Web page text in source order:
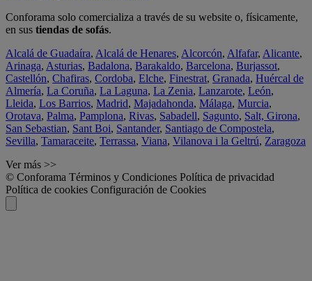
Conforama solo comercializa a través de su website o, físicamente,
en sus tiendas de sofás.
Alcalá de Guadaíra, Alcalá de Henares, Alcorcón, Alfafar, Alicante,
Arinaga, Asturias, Badalona, Barakaldo, Barcelona, Burjassot,
Castellón, Chafiras, Cordoba, Elche, Finestrat, Granada, Huércal de
Almería, La Coruña, La Laguna, La Zenia, Lanzarote, León,
Lleida, Los Barrios, Madrid, Majadahonda, Málaga, Murcia,
Orotava, Palma, Pamplona, Rivas, Sabadell, Sagunto, Salt, Girona,
San Sebastian, Sant Boi, Santander, Santiago de Compostela,
Sevilla, Tamaraceite, Terrassa, Viana, Vilanova i la Geltrú, Zaragoza
Ver más >>
© Conforama Términos y Condiciones Política de privacidad
Política de cookies Configuración de Cookies